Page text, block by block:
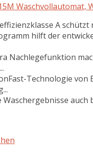
Waschvollautomat,
A
hilft der
Nachlegefunktion
Technologie von
Waschergebnisse